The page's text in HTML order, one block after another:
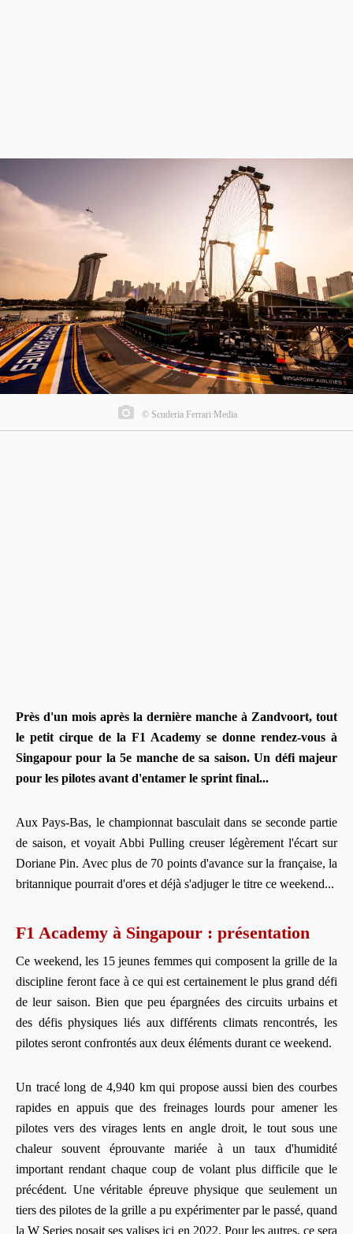
© Scuderia Ferrari Media
Près d'un mois après la dernière manche à Zandvoort, tout
le petit cirque de la F1 Academy se donne rendez-vous à
Singapour pour la 5e manche de sa saison. Un défi majeur
pour les pilotes avant d'entamer le sprint final...
Aux Pays-Bas, le championnat basculait dans se seconde partie
de saison, et voyait Abbi Pulling creuser légèrement l'écart sur
Doriane Pin. Avec plus de 70 points d'avance sur la française, la
britannique pourrait d'ores et déjà s'adjuger le titre ce weekend...
F1 Academy à Singapour : présentation
Ce weekend, les 15 jeunes femmes qui composent la grille de la
discipline feront face à ce qui est certainement le plus grand défi
de leur saison. Bien que peu épargnées des circuits urbains et
des défis physiques liés aux différents climats rencontrés, les
pilotes seront confrontés aux deux éléments durant ce weekend.
Un tracé long de 4,940 km qui propose aussi bien des courbes
rapides en appuis que des freinages lourds pour amener les
pilotes vers des virages lents en angle droit, le tout sous une
chaleur souvent éprouvante mariée à un taux d'humidité
important rendant chaque coup de volant plus difficile que le
précédent. Une véritable épreuve physique que seulement un
tiers des pilotes de la grille a pu expérimenter par le passé, quand
la W Series posait ses valises ici en 2022. Pour les autres, ce sera